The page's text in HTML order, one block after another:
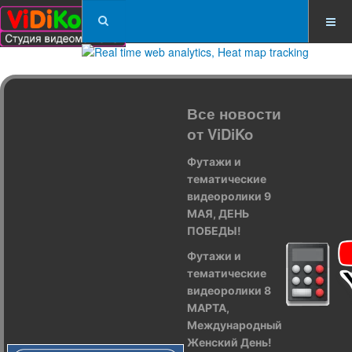
Все новости
от ViDiKo
Футажи и
тематические
видеоролики 9
МАЯ, ДЕНЬ
ПОБЕДЫ!
Футажи и
тематические
видеоролики 8
МАРТА,
Международный
Женский День!